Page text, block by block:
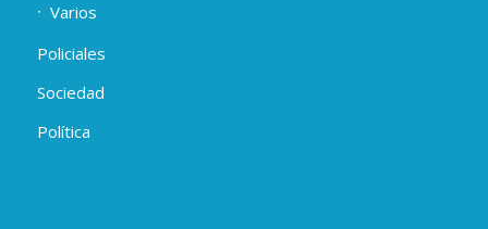
Varios
Policiales
Sociedad
Política